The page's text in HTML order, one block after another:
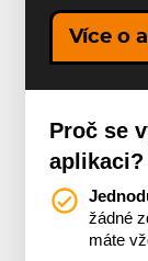
Více o
Proč se
aplikaci?
žádné
máte